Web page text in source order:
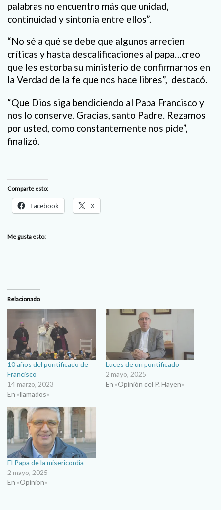
palabras no encuentro más que unidad,
continuidad y sintonía entre ellos”.
“No sé a qué se debe que algunos arrecien
críticas y hasta descalificaciones al papa…creo
que les estorba su ministerio de confirmarnos en
la Verdad de la fe que nos hace libres”, destacó.
“Que Dios siga bendiciendo al Papa Francisco y
nos lo conserve. Gracias, santo Padre. Rezamos
por usted, como constantemente nos pide”,
finalizó.
Comparte esto:
Facebook X
Me gusta esto:
Relacionado
10 años del pontificado de
Francisco
14 marzo, 2023
En «llamados»
Luces de un pontificado
2 mayo, 2025
En «Opinión del P. Hayen»
El Papa de la misericordia
2 mayo, 2025
En «Opinion»